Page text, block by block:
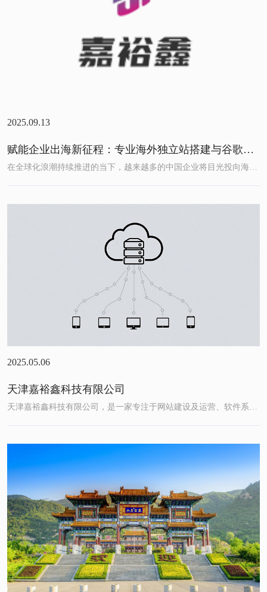
2025.09.13
赋能企业出海新征程：专业海外独立站搭建与谷歌推广服务助力全球布局
2025.05.06
天津嘉裕鑫科技有限公司
天津嘉裕鑫科技有限公司，是一家专注于网站建设及运营、软件系统开发、移动应用app开发、小程序开发、动画制作领域深耕的一站...